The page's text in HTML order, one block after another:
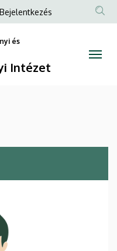
Anonim
Bejelentkezés
és
Intézet